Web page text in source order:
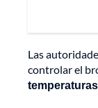
Las
controlar el